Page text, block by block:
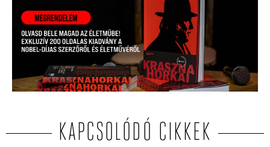
KAPCSOLÓDÓ CIKKEK